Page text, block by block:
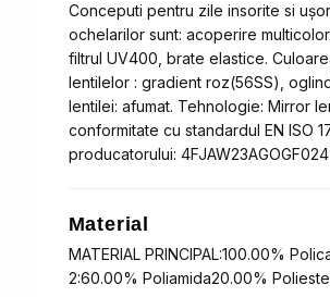
Conceputi pentru zile insorite si
ochelarilor sunt: acoperire
filtrul UV400, brate elastice.
lentilelor : gradient roz(56SS),
lentilei: afumat. Tehnologie: Mirror
conformitate cu standardul EN ISO
producatorului:
Material
MATERIAL PRINCIPAL:100.00%
2:60.00% Poliamida20.00%